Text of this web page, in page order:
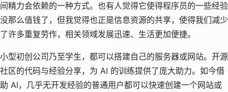
间精力会依赖的一种方式。也有人觉得它使得程序员的一些经验
没那么值钱了，但我觉得也正是信息资源的共享，使得我们减少
了许多重复劳作，相关领域发展迅速、生活更加便捷。
小型初创公司乃至学生，都可以搭建自己的服务器或网站。开源
社区的代码与经验分享，为 AI 的训练提供了庞大助力。如今借
助 AI，几乎无开发经验的普通用户都可以快速创建一个网站或